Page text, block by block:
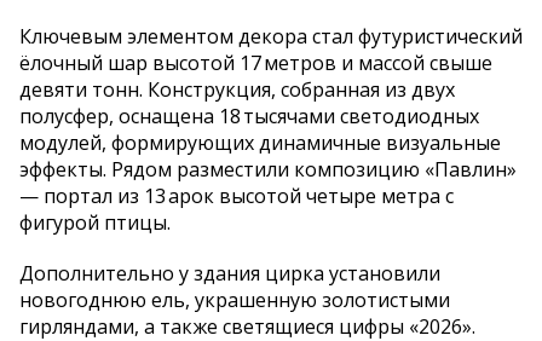
Ключевым элементом декора стал футуристический
ёлочный шар высотой 17 метров и массой свыше
девяти тонн. Конструкция, собранная из двух
полусфер, оснащена 18 тысячами светодиодных
модулей, формирующих динамичные визуальные
эффекты. Рядом разместили композицию «Павлин»
— портал из 13 арок высотой четыре метра с
фигурой птицы.
Дополнительно у здания цирка установили
новогоднюю ель, украшенную золотистыми
гирляндами, а также светящиеся цифры «2026».